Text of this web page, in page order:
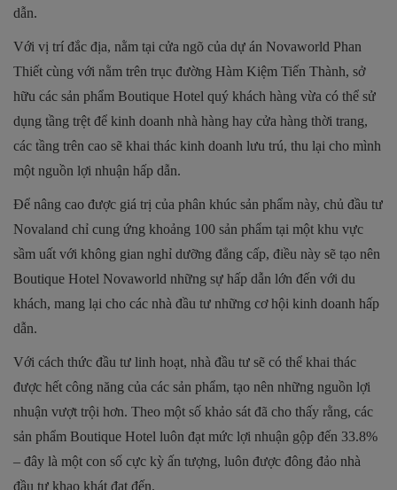
dẫn.
Với vị trí đắc địa, nằm tại cửa ngõ của dự án Novaworld Phan
Thiết cùng với nằm trên trục đường Hàm Kiệm Tiến Thành, sở
hữu các sản phẩm Boutique Hotel quý khách hàng vừa có thể sử
dụng tầng trệt để kinh doanh nhà hàng hay cửa hàng thời trang,
các tầng trên cao sẽ khai thác kinh doanh lưu trú, thu lại cho mình
một nguồn lợi nhuận hấp dẫn.
Để nâng cao được giá trị của phân khúc sản phẩm này, chủ đầu tư
Novaland chỉ cung ứng khoảng 100 sản phẩm tại một khu vực
sầm uất với không gian nghỉ dưỡng đẳng cấp, điều này sẽ tạo nên
Boutique Hotel Novaworld những sự hấp dẫn lớn đến với du
khách, mang lại cho các nhà đầu tư những cơ hội kinh doanh hấp
dẫn.
Với cách thức đầu tư linh hoạt, nhà đầu tư sẽ có thể khai thác
được hết công năng của các sản phẩm, tạo nên những nguồn lợi
nhuận vượt trội hơn. Theo một số khảo sát đã cho thấy rằng, các
sản phẩm Boutique Hotel luôn đạt mức lợi nhuận gộp đến 33.8%
– đây là một con số cực kỳ ấn tượng, luôn được đông đảo nhà
đầu tư khao khát đạt đến.